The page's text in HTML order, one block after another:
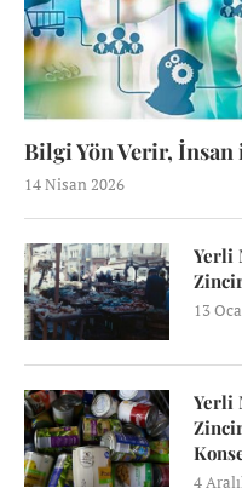
Bilgi Yön Verir, İnsan
14 Nisan 2026
Yerli
13
Yerli
4